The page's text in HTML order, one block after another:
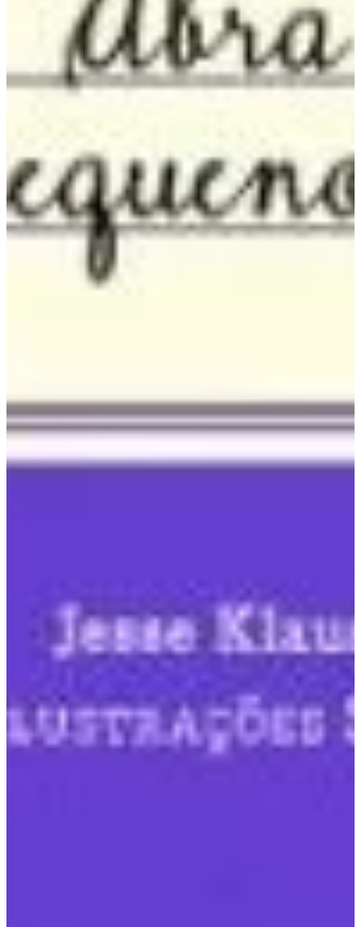
Cursos On line
E-Books
Podcast
Assine
Taba na Escola